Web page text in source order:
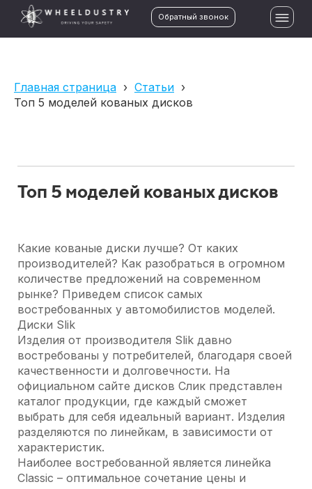
Обратный звонок
Главная страница › Статьи ›
Топ 5 моделей кованых дисков
Топ 5 моделей кованых дисков
Какие кованые диски лучше? От каких
производителей? Как разобраться в огромном
количестве предложений на современном
рынке? Приведем список самых
востребованных у автомобилистов моделей.
Диски Slik
Изделия от производителя Slik давно
востребованы у потребителей, благодаря своей
качественности и долговечности. На
официальном сайте дисков Слик представлен
каталог продукции, где каждый сможет
выбрать для себя идеальный вариант. Изделия
разделяются по линейкам, в зависимости от
характеристик.
Наиболее востребованной является линейка
Classic – оптимальное сочетание цены и